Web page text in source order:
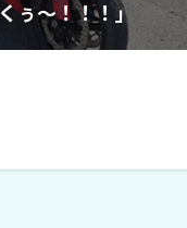
ぅ～！！！」